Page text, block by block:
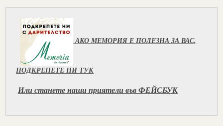
АКО МЕМОРИЯ Е ПОЛЕЗНА ЗА ВАС,
ПОДКРЕПЕТЕ НИ ТУК
Или станете наши приятели във ФЕЙСБУК